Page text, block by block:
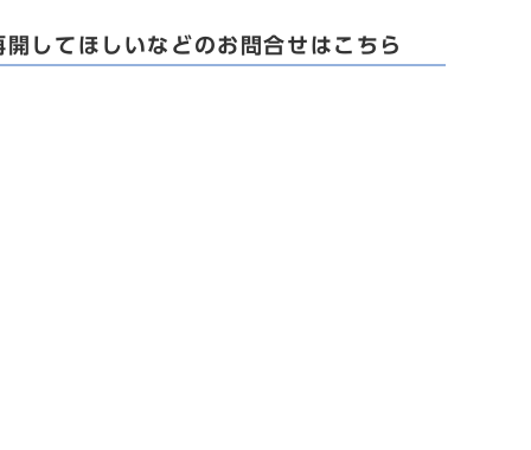
してほしいなどのお問合せはこちら